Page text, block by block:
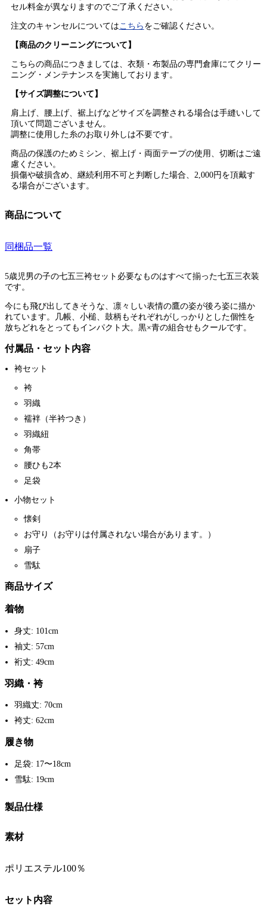
セル料金が異なりますのでご了承ください。
注文のキャンセルについてはこちら をご確認ください。
【商品のクリーニングについて】
こちらの商品につきましては、衣類・布製品の専門倉庫にてクリー
ニング・メンテナンスを実施しております。
【サイズ調整について】
肩上げ、腰上げ、裾上げなどサイズを調整される場合は手縫いして
頂いて問題ございません。
調整に使用した糸のお取り外しは不要です。
商品の保護のためミシン、裾上げ・両面テープの使用、切断はご遠
慮ください。
損傷や破損含め、継続利用不可と判断した場合、2,000円を頂戴す
る場合がございます。
商品について
同梱品一覧
5歳児男の子の七五三袴セット必要なものはすべて揃った七五三衣装
です。
今にも飛び出してきそうな、凛々しい表情の鷹の姿が後ろ姿に描か
れています。几帳、小槌、鼓柄もそれぞれがしっかりとした個性を
放ちどれをとってもインパクト大。黒×青の組合せもクールです。
付属品・セット内容
袴セット
袴
羽織
襦袢（半衿つき）
羽織紐
角帯
腰ひも2本
足袋
小物セット
懐剣
お守り（お守りは付属されない場合があります。）
扇子
雪駄
商品サイズ
着物
身丈: 101cm
袖丈: 57cm
裄丈: 49cm
羽織・袴
羽織丈: 70cm
袴丈: 62cm
履き物
足袋: 17〜18cm
雪駄: 19cm
製品仕様
素材
ポリエステル100％
セット内容